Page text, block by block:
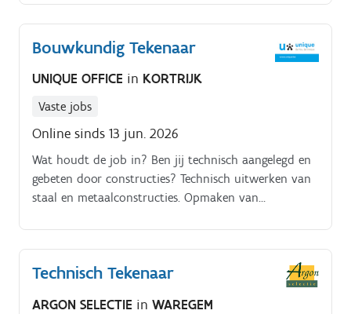
met inbegrip van de verschillende stuktekeningen
van kolommen, balken, dak en wandelementen.
Bouwkundig Tekenaar
UNIQUE OFFICE in KORTRIJK
Vaste jobs
Online sinds 13 jun. 2026
Wat houdt de job in? Ben jij technisch aangelegd en
gebeten door constructies? Technisch uitwerken van
staal en metaalconstructies. Opmaken van
Technisch Tekenaar
ARGON SELECTIE in WAREGEM